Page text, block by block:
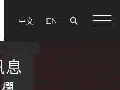
中文 EN
息